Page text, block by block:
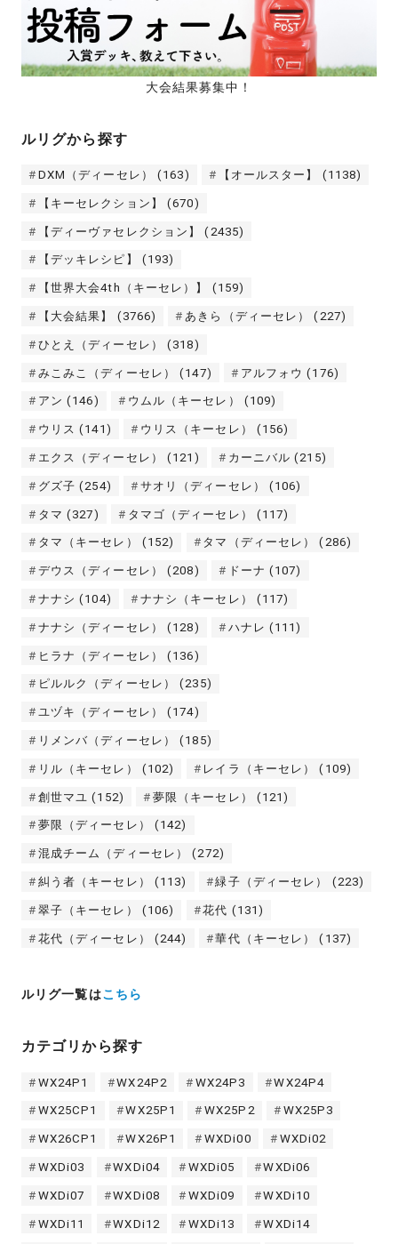
大会結果募集中！
ルリグから探す
DXM（ディーセレ） (163) 【オールスター】 (1138)
【キーセレクション】 (670)
【ディーヴァセレクション】 (2435)
【デッキレシピ】 (193)
【世界大会4th（キーセレ）】 (159)
【大会結果】 (3766) あきら（ディーセレ） (227)
ひとえ（ディーセレ） (318)
みこみこ（ディーセレ） (147) アルフォウ (176)
アン (146) ウムル（キーセレ） (109)
ウリス (141) ウリス（キーセレ） (156)
エクス（ディーセレ） (121) カーニバル (215)
グズ子 (254) サオリ（ディーセレ） (106)
タマ (327) タマゴ（ディーセレ） (117)
タマ（キーセレ） (152) タマ（ディーセレ） (286)
デウス（ディーセレ） (208) ドーナ (107)
ナナシ (104) ナナシ（キーセレ） (117)
ナナシ（ディーセレ） (128) ハナレ (111)
ヒラナ（ディーセレ） (136)
ピルルク（ディーセレ） (235)
ユヅキ（ディーセレ） (174)
リメンバ（ディーセレ） (185)
リル（キーセレ） (102) レイラ（キーセレ） (109)
創世マユ (152) 夢限（キーセレ） (121)
夢限（ディーセレ） (142)
混成チーム（ディーセレ） (272)
糾う者（キーセレ） (113) 緑子（ディーセレ） (223)
翠子（キーセレ） (106) 花代 (131)
花代（ディーセレ） (244) 華代（キーセレ） (137)
ルリグ一覧はこちら
カテゴリから探す
WX24P1 WX24P2 WX24P3 WX24P4
WX25CP1 WX25P1 WX25P2 WX25P3
WX26CP1 WX26P1 WXDi00 WXDi02
WXDi03 WXDi04 WXDi05 WXDi06
WXDi07 WXDi08 WXDi09 WXDi10
WXDi11 WXDi12 WXDi13 WXDi14